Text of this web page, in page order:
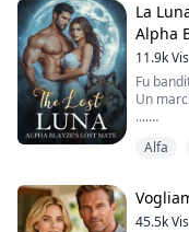
che non
della
La
Alpha
11.9k
Fu
Un
....
poteri
ballo
con un
essere
Alfa
45.5k